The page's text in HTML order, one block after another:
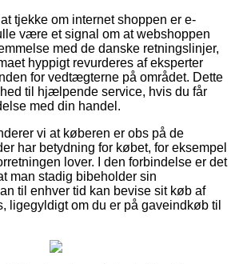
tjekke om internet shoppen er e-
være et signal om at webshoppen
med de danske retningslinjer,
hyppigt revurderes af eksperter
for vedtægterne på området. Dette
til hjælpende service, hvis du får
med din handel.
vi at køberen er obs på de
har betydning for købet, for eksempel
lover. I den forbindelse er det
man stadig bibeholder sin
til enhver tid kan bevise sit køb af
ligegyldigt om du er på gaveindkøb til